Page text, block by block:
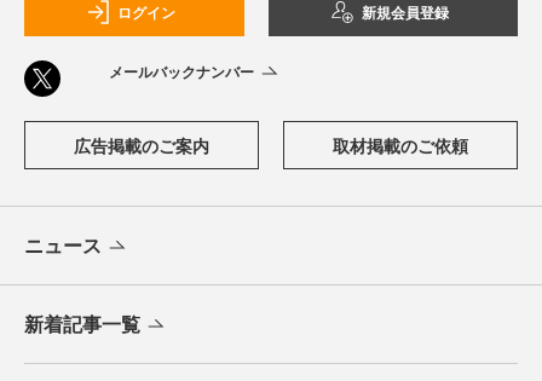
ログイン 新規会員登録
メールバックナンバー
広告掲載のご案内 取材掲載のご依頼
ニュース
新着記事一覧